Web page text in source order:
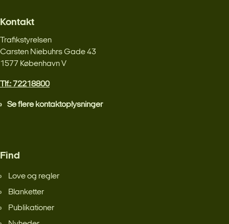
Kontakt
Trafikstyrelsen
Carsten Niebuhrs Gade 43
1577 København V
Tlf.: 72218800
Se flere kontaktoplysninger
Find
Love og regler
Blanketter
Publikationer